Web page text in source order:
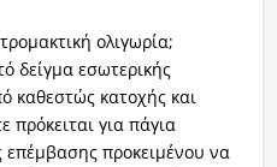
ολιγωρία;
δείγμα εσωτερικής
καθεστώς κατοχής και
πρόκειται για πάγια
επέμβασης προκειμένου να